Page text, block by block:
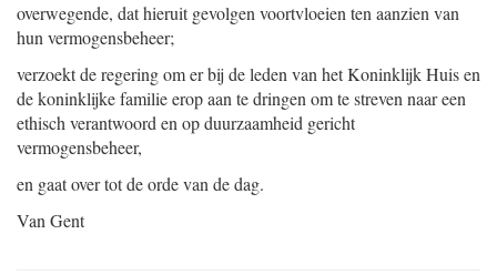
overwegende, dat hieruit gevolgen voortvloeien ten aanzien van
hun vermogensbeheer;
verzoekt de regering om er bij de leden van het Koninklijk Huis en
de koninklijke familie erop aan te dringen om te streven naar een
ethisch verantwoord en op duurzaamheid gericht
vermogensbeheer,
en gaat over tot de orde van de dag.
Van Gent